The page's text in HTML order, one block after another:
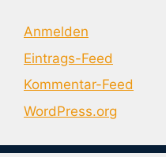
Anmelden
Eintrags-Feed
Kommentar-Feed
WordPress.org